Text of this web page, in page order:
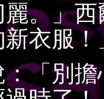
」西
衣服！
別擔